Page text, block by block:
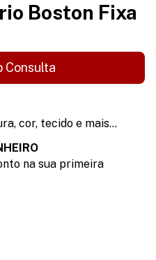
Boston Fixa
cor, tecido e mais...
na sua primeira